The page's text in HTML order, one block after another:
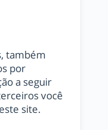
também
por
a seguir
você
site.